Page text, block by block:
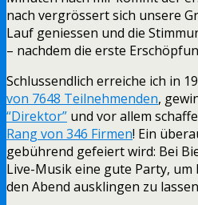
nach vergrössert sich unsere
Lauf geniessen und die
– nachdem die erste
Schlussendlich erreiche ich in
von 7648 Teilnehmenden,
“Direktor” und vor allem
Rang von 346 Firmen! Ein
gebührend gefeiert wird: Bei
Live-Musik eine gute Party,
den Abend ausklingen zu